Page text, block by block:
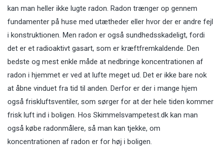
kan man heller ikke lugte radon. Radon trænger op gennem
fundamenter på huse med utætheder eller hvor der er andre fejl
i konstruktionen. Men radon er også sundhedsskadeligt, fordi
det er et radioaktivt gasart, som er kræftfremkaldende. Den
bedste og mest enkle måde at nedbringe koncentrationen af
radon i hjemmet er ved at lufte meget ud. Det er ikke bare nok
at åbne vinduet fra tid til anden. Derfor er der i mange hjem
også friskluftsventiler, som sørger for at der hele tiden kommer
frisk luft ind i boligen. Hos Skimmelsvampetest.dk kan man
også købe radonmålere, så man kan tjekke, om
koncentrationen af radon er for høj i boligen.